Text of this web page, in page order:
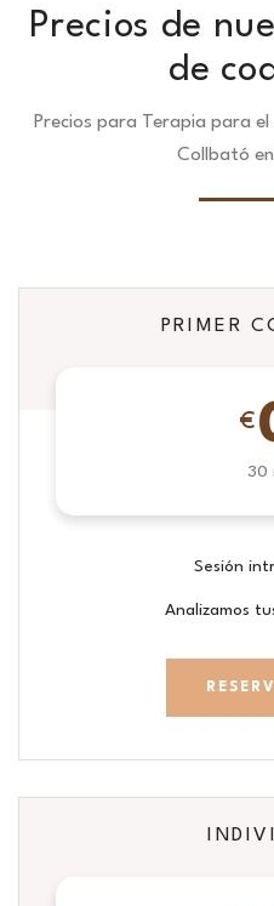
Precios de
de
Precios para Terapia para
Collbató
PRIMER
€
30
Sesión
Analizamos